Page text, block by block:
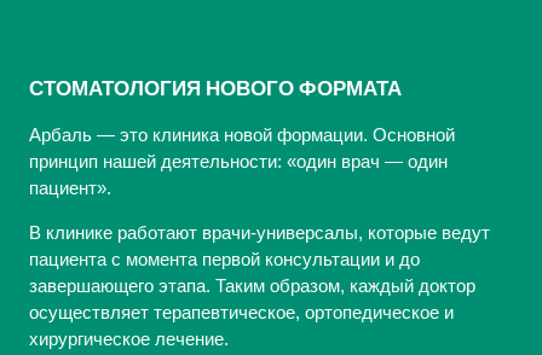
СТОМАТОЛОГИЯ НОВОГО ФОРМАТА
Арбаль — это клиника новой формации. Основной
принцип нашей деятельности: «один врач — один
пациент».
В клинике работают врачи-универсалы, которые ведут
пациента с момента первой консультации и до
завершающего этапа. Таким образом, каждый доктор
осуществляет терапевтическое, ортопедическое и
хирургическое лечение.